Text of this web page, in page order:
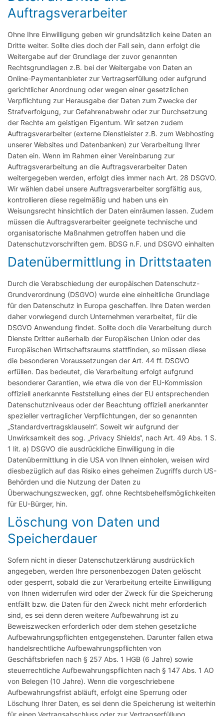
Auftragsverarbeiter
Ohne Ihre Einwilligung geben wir grundsätzlich keine Daten an
Dritte weiter. Sollte dies doch der Fall sein, dann erfolgt die
Weitergabe auf der Grundlage der zuvor genannten
Rechtsgrundlagen z.B. bei der Weitergabe von Daten an
Online-Paymentanbieter zur Vertragserfüllung oder aufgrund
gerichtlicher Anordnung oder wegen einer gesetzlichen
Verpflichtung zur Herausgabe der Daten zum Zwecke der
Strafverfolgung, zur Gefahrenabwehr oder zur Durchsetzung
der Rechte am geistigen Eigentum. Wir setzen zudem
Auftragsverarbeiter (externe Dienstleister z.B. zum Webhosting
unserer Websites und Datenbanken) zur Verarbeitung Ihrer
Daten ein. Wenn im Rahmen einer Vereinbarung zur
Auftragsverarbeitung an die Auftragsverarbeiter Daten
weitergegeben werden, erfolgt dies immer nach Art. 28 DSGVO.
Wir wählen dabei unsere Auftragsverarbeiter sorgfältig aus,
kontrollieren diese regelmäßig und haben uns ein
Weisungsrecht hinsichtlich der Daten einräumen lassen. Zudem
müssen die Auftragsverarbeiter geeignete technische und
organisatorische Maßnahmen getroffen haben und die
Datenschutzvorschriften gem. BDSG n.F. und DSGVO einhalten
Datenübermittlung in Drittstaaten
Durch die Verabschiedung der europäischen Datenschutz-
Grundverordnung (DSGVO) wurde eine einheitliche Grundlage
für den Datenschutz in Europa geschaffen. Ihre Daten werden
daher vorwiegend durch Unternehmen verarbeitet, für die
DSGVO Anwendung findet. Sollte doch die Verarbeitung durch
Dienste Dritter außerhalb der Europäischen Union oder des
Europäischen Wirtschaftsraums stattfinden, so müssen diese
die besonderen Voraussetzungen der Art. 44 ff. DSGVO
erfüllen. Das bedeutet, die Verarbeitung erfolgt aufgrund
besonderer Garantien, wie etwa die von der EU-Kommission
offiziell anerkannte Feststellung eines der EU entsprechenden
Datenschutzniveaus oder der Beachtung offiziell anerkannter
spezieller vertraglicher Verpflichtungen, der so genannten
„Standardvertragsklauseln“. Soweit wir aufgrund der
Unwirksamkeit des sog. „Privacy Shields“, nach Art. 49 Abs. 1 S.
1 lit. a) DSGVO die ausdrückliche Einwilligung in die
Datenübermittlung in die USA von Ihnen einholen, weisen wird
diesbezüglich auf das Risiko eines geheimen Zugriffs durch US-
Behörden und die Nutzung der Daten zu
Überwachungszwecken, ggf. ohne Rechtsbehelfsmöglichkeiten
für EU-Bürger, hin.
Löschung von Daten und
Speicherdauer
Sofern nicht in dieser Datenschutzerklärung ausdrücklich
angegeben, werden Ihre personenbezogen Daten gelöscht
oder gesperrt, sobald die zur Verarbeitung erteilte Einwilligung
von Ihnen widerrufen wird oder der Zweck für die Speicherung
entfällt bzw. die Daten für den Zweck nicht mehr erforderlich
sind, es sei denn deren weitere Aufbewahrung ist zu
Beweiszwecken erforderlich oder dem stehen gesetzliche
Aufbewahrungspflichten entgegenstehen. Darunter fallen etwa
handelsrechtliche Aufbewahrungspflichten von
Geschäftsbriefen nach § 257 Abs. 1 HGB (6 Jahre) sowie
steuerrechtliche Aufbewahrungspflichten nach § 147 Abs. 1 AO
von Belegen (10 Jahre). Wenn die vorgeschriebene
Aufbewahrungsfrist abläuft, erfolgt eine Sperrung oder
Löschung Ihrer Daten, es sei denn die Speicherung ist weiterhin
für einen Vertragsabschluss oder zur Vertragserfüllung